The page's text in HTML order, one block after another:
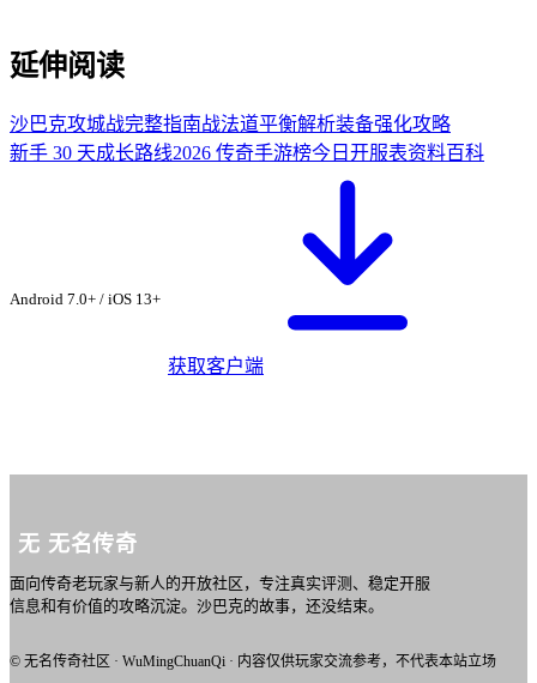
延伸阅读
沙巴克攻城战完整指南战法道平衡解析装备强化攻略
新手 30 天成长路线2026 传奇手游榜今日开服表资料百科
Android 7.0+ / iOS 13+
获取客户端
无 无名传奇
面向传奇老玩家与新人的开放社区，专注真实评测、稳定开服
信息和有价值的攻略沉淀。沙巴克的故事，还没结束。
© 无名传奇社区 · WuMingChuanQi · 内容仅供玩家交流参考，不代表本站立场